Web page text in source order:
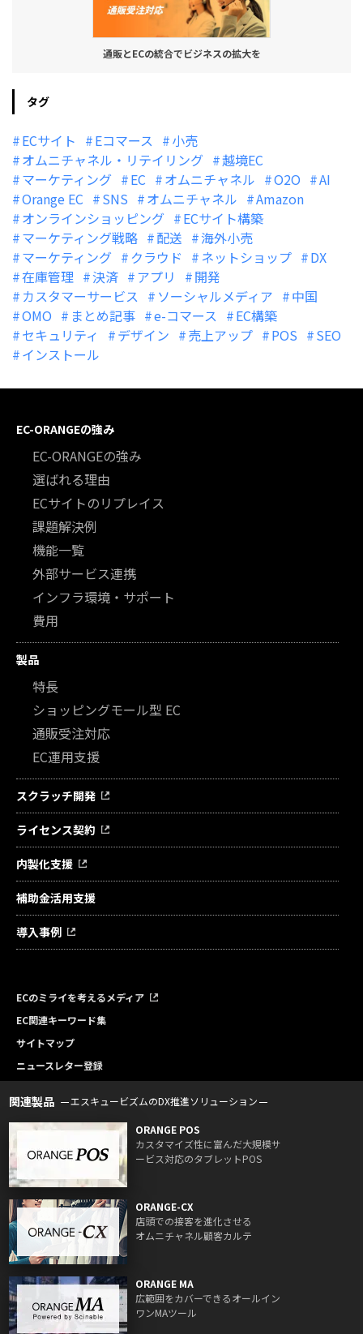
通販とECの統合でビジネスの拡大を
タグ
ECサイト Eコマース
小売
オムニチャネル・リテイリング
越境EC
マーケティング
EC オムニチャネル O2O
AI
Orange EC
SNS オムニチャネル
Amazon
オンラインショッピング
ECサイト構築
マーケティング戦略
配送
海外小売
マーケティング
クラウド ネットショップ
DX
在庫管理
決済 アプリ
開発
カスタマーサービス
ソーシャルメディア
中国
OMO
まとめ記事 e-コマース
EC構築
セキュリティ
デザイン 売上アップ POS
SEO
インストール
EC-ORANGEの強み
EC-ORANGEの強み
選ばれる理由
ECサイトのリプレイス
課題解決例
機能一覧
外部サービス連携
インフラ環境・サポート
費用
製品
特長
ショッピングモール型 EC
通販受注対応
EC運用支援
スクラッチ開発
ライセンス契約
内製化支援
補助金活用支援
導入事例
ECのミライを考えるメディア
EC関連キーワード集
サイトマップ
ニュースレター登録
関連製品 エスキュービズムのDX推進ソリューション
ORANGE POS
カスタマイズ性に富んだ大規模サ
ービス対応のタブレットPOS
ORANGE-CX
店頭での接客を進化させる
オムニチャネル顧客カルテ
ORANGE MA
広範囲をカバーできるオールイン
ワンMAツール